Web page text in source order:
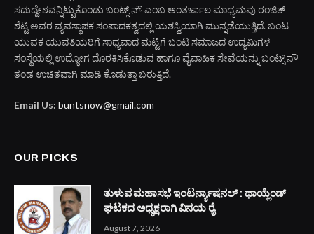
ಸದುದ್ದೇಶವನ್ನಿಟ್ಟುಕೊಂಡು ಬಂಟ್ಸ್ ನೌ ಎಂಬ ಅಂತರ್ಜಾಲ ಮಾಧ್ಯಮವು ರಂಜಿತ್
ಶೆಟ್ಟಿ ಅವರ ವ್ಯವಸ್ಥಾಪಕ ಸಂಪಾದಕತ್ವದಲ್ಲಿ ಯಶಸ್ವಿಯಾಗಿ ಮುನ್ನಡೆಯುತ್ತಿದೆ. ಬಂಟ
ಯುವಕ ಯುವತಿಯರಿಗೆ ಸಾಧ್ಯವಾದ ಮಟ್ಟಿಗೆ ಬಂಟ ಸಮಾಜದ ಉದ್ಯಮಿಗಳ
ಸಂಸ್ಥೆಯಲ್ಲಿ ಉದ್ಯೋಗ ದೊರಕಿಸಿಕೊಡುವ ಹಾಗೂ ವೈವಾಹಿಕ ಸೇವೆಯನ್ನು ಬಂಟ್ಸ್ ನೌ
ತಂಡ ಉಚಿತವಾಗಿ ಮಾಡಿ ಕೊಡುತ್ತಾ ಬರುತ್ತಿದೆ.
Email Us: buntsnow@gmail.com
OUR PICKS
ತುಳುವ ಮಹಾಸಭೆ ಇಂಟರ್ನ್ಯಾಷನಲ್ : ಥಾಯ್ಲೆಂಡ್
ಘಟಕದ ಅಧ್ಯಕ್ಷರಾಗಿ ವಿನಯ ರೈ
August 7, 2026